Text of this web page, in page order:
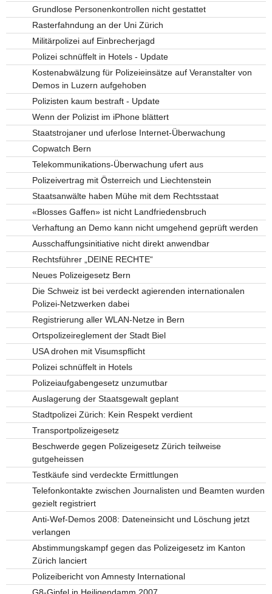
Grundlose Personenkontrollen nicht gestattet
Rasterfahndung an der Uni Zürich
Militärpolizei auf Einbrecherjagd
Polizei schnüffelt in Hotels - Update
Kostenabwälzung für Polizeieinsätze auf Veranstalter von
Demos in Luzern aufgehoben
Polizisten kaum bestraft - Update
Wenn der Polizist im iPhone blättert
Staatstrojaner und uferlose Internet-Überwachung
Copwatch Bern
Telekommunikations-Überwachung ufert aus
Polizeivertrag mit Österreich und Liechtenstein
Staatsanwälte haben Mühe mit dem Rechtsstaat
«Blosses Gaffen» ist nicht Landfriedensbruch
Verhaftung an Demo kann nicht umgehend geprüft werden
Ausschaffungsinitiative nicht direkt anwendbar
Rechtsführer „DEINE RECHTE“
Neues Polizeigesetz Bern
Die Schweiz ist bei verdeckt agierenden internationalen
Polizei-Netzwerken dabei
Registrierung aller WLAN-Netze in Bern
Ortspolizeireglement der Stadt Biel
USA drohen mit Visumspflicht
Polizei schnüffelt in Hotels
Polizeiaufgabengesetz unzumutbar
Auslagerung der Staatsgewalt geplant
Stadtpolizei Zürich: Kein Respekt verdient
Transportpolizeigesetz
Beschwerde gegen Polizeigesetz Zürich teilweise
gutgeheissen
Testkäufe sind verdeckte Ermittlungen
Telefonkontakte zwischen Journalisten und Beamten wurden
gezielt registriert
Anti-Wef-Demos 2008: Dateneinsicht und Löschung jetzt
verlangen
Abstimmungskampf gegen das Polizeigesetz im Kanton
Zürich lanciert
Polizeibericht von Amnesty International